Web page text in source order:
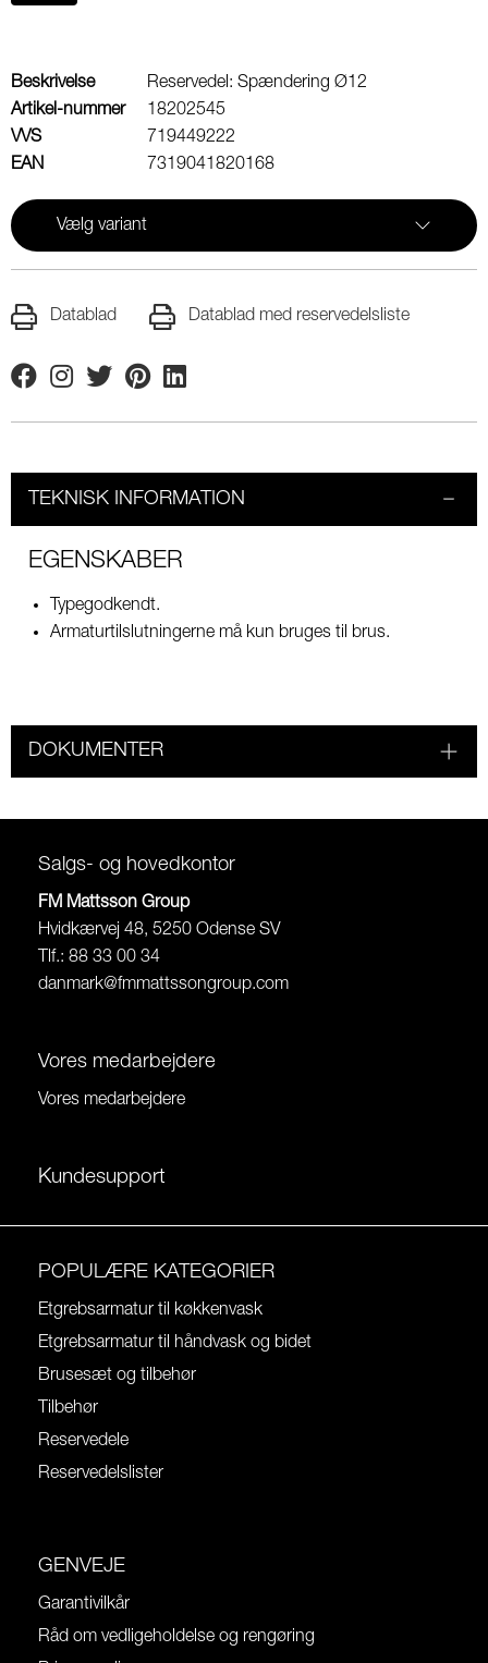
Beskrivelse
Reservedel: Spændering Ø12
Artikel-nummer
18202545
VVS
719449222
EAN
7319041820168
Vælg variant
Datablad Datablad med reservedelsliste
FacebookInstagram
TwitterPinterestLinkedin
TEKNISK INFORMATION
EGENSKABER
Typegodkendt.
Armaturtilslutningerne må kun bruges til brus.
DOKUMENTER
Salgs- og hovedkontor
FM Mattsson Group
Hvidkærvej 48, 5250 Odense SV
Tlf.: 88 33 00 34
danmark@fmmattssongroup.com
Vores medarbejdere
Vores medarbejdere
Kundesupport
POPULÆRE KATEGORIER
Etgrebsarmatur til køkkenvask
Etgrebsarmatur til håndvask og bidet
Brusesæt og tilbehør
Tilbehør
Reservedele
Reservedelslister
GENVEJE
Garantivilkår
Råd om vedligeholdelse og rengøring